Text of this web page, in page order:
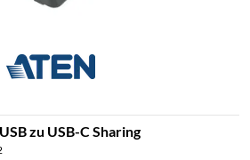
zu USB-C Sharing